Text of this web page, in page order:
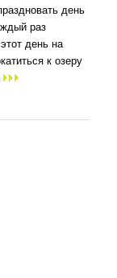
день
раз
день на
к озеру